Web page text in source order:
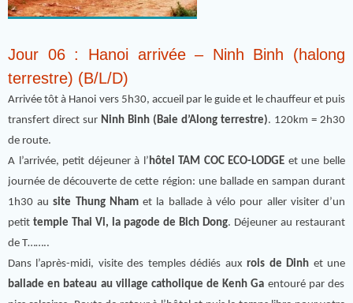
Jour 06 : Hanoi arrivée – Ninh Binh (halong
terrestre) (B/L/D)
Arrivée tôt à Hanoi vers 5h30, accueil par le guide et le chauffeur et puis
transfert direct sur Ninh Binh (Baie d’Along terrestre). 120km = 2h30
de route.
A l’arrivée, petit déjeuner à l’hôtel TAM COC ECO-LODGE et une belle
journée de découverte de cette région: une ballade en sampan durant
1h30 ausite Thung Nhamet la ballade à vélo pour aller visiter d’un
petit temple Thai Vi, la pagode de Bich Dong. Déjeuner au restaurant
de T……..
Dans l’après-midi, visite des temples dédiés auxrois de Dinh et une
ballade en bateau au village catholique de Kenh Ga entouré par des